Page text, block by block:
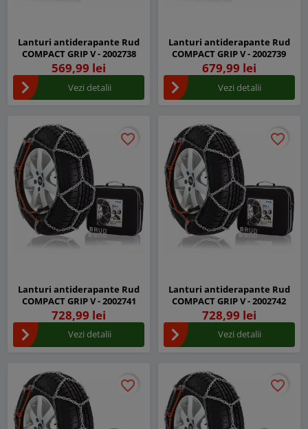
Lanturi antiderapante Rud
COMPACT GRIP V - 2002738
569,99 lei
Vezi detalii
Lanturi antiderapante Rud
COMPACT GRIP V - 2002739
679,99 lei
Vezi detalii
favorite_border
favorite_border
Lanturi antiderapante Rud
COMPACT GRIP V - 2002741
728,99 lei
Vezi detalii
favorite_border
favorite_border
Lanturi antiderapante Rud
COMPACT GRIP V - 2002742
728,99 lei
Vezi detalii
favorite_border
favorite_border favorite_border
favorite_border